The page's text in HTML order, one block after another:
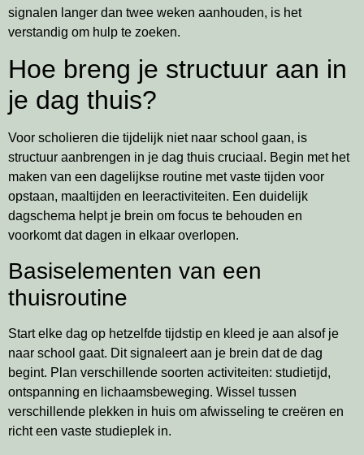
signalen langer dan twee weken aanhouden, is het
verstandig om hulp te zoeken.
Hoe breng je structuur aan in
je dag thuis?
Voor scholieren die tijdelijk niet naar school gaan, is
structuur aanbrengen in je dag thuis cruciaal. Begin met het
maken van een dagelijkse routine met vaste tijden voor
opstaan, maaltijden en leeractiviteiten. Een duidelijk
dagschema helpt je brein om focus te behouden en
voorkomt dat dagen in elkaar overlopen.
Basiselementen van een
thuisroutine
Start elke dag op hetzelfde tijdstip en kleed je aan alsof je
naar school gaat. Dit signaleert aan je brein dat de dag
begint. Plan verschillende soorten activiteiten: studietijd,
ontspanning en lichaamsbeweging. Wissel tussen
verschillende plekken in huis om afwisseling te creëren en
richt een vaste studieplek in.